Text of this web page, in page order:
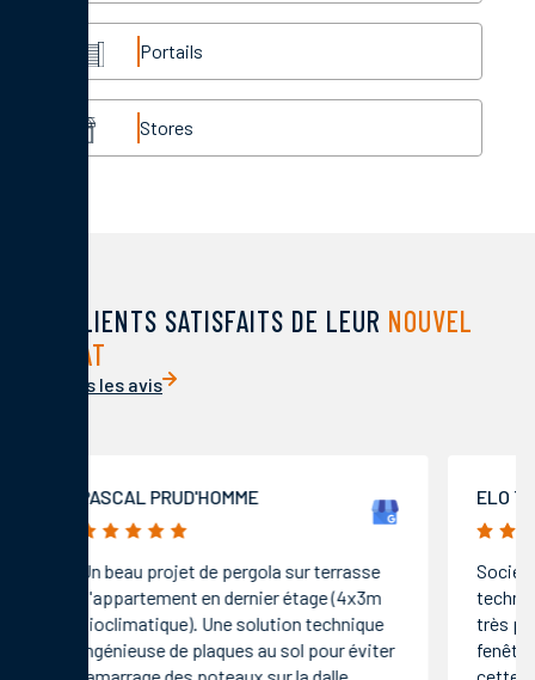
Portails
Stores
DES CLIENTS SATISFAITS DE LEUR NOUVEL
HABITAT
Voir tous les avis
PASCAL PRUD'HOMME
5/5
Un beau projet de pergola sur terrasse
d'appartement en dernier étage (4x3m
bioclimatique). Une solution technique
ingénieuse de plaques au sol pour éviter
ELO T.K
5/5
très